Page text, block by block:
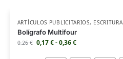
ARTÍCULOS PUBLICITARIOS, ESCRITURA
Bolígrafo Multifour
0,26€ 0,17€-0,36€